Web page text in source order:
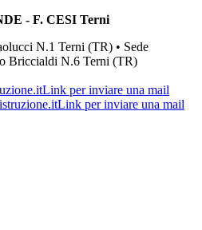
- F. CESI Terni
N.1 Terni (TR) • Sede
Briccialdi N.6 Terni (TR)
Link per inviare una mail
Link per inviare una mail